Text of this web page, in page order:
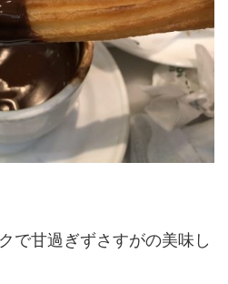
で甘過ぎずさすがの美味し